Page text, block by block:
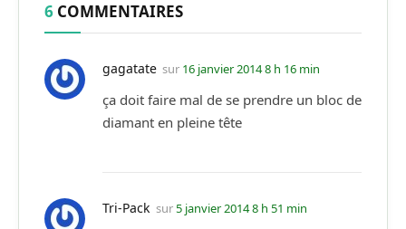
6 COMMENTAIRES
gagatate sur 16 janvier 2014 8 h 16 min
ça doit faire mal de se prendre un bloc de
diamant en pleine tête
Tri-Pack sur5 janvier 2014 8 h 51 min